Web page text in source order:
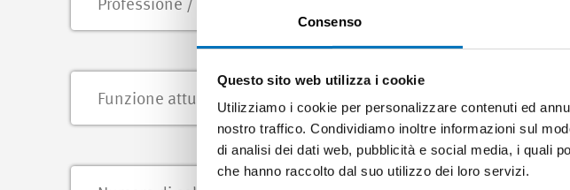
Consenso
Questo sito web utilizza i cookie
Utilizziamo i cookie per personalizzare contenuti ed
nostro traffico. Condividiamo inoltre informazioni sul
di analisi dei dati web, pubblicità e social media, i quali
che hanno raccolto dal suo utilizzo dei loro servizi.